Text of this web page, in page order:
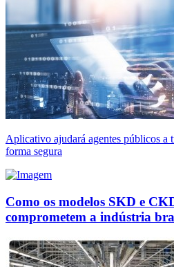
Aplicativo ajudará agentes públicos a
forma segura
Como os modelos SKD e
comprometem a indústria